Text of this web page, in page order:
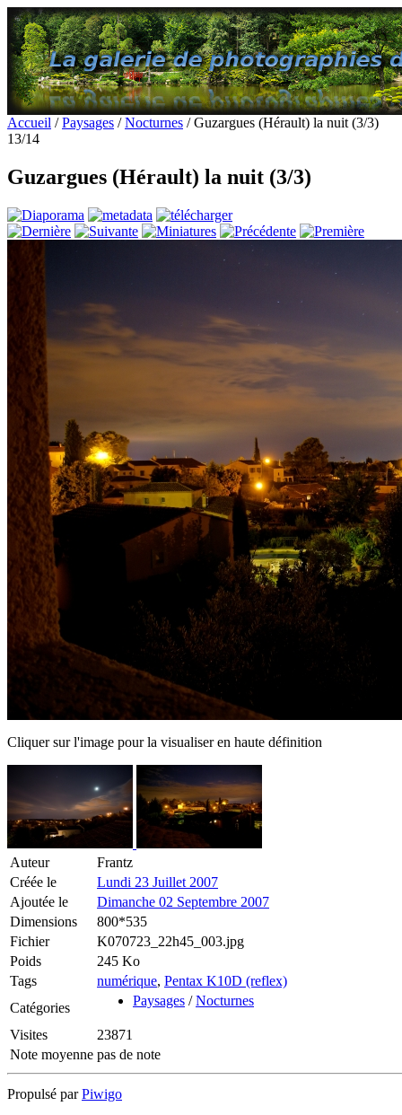
Accueil /Paysages /Nocturnes / Guzargues (Hérault) la nuit (3/3)
13/14
Guzargues (Hérault) la nuit (3/3)
Cliquer sur l'image pour la visualiser en haute définition
Auteur
Frantz
Créée le
Lundi 23 Juillet 2007
Ajoutée le
Dimanche 02 Septembre 2007
Dimensions
800*535
Fichier
K070723_22h45_003.jpg
Poids
245 Ko
Tags
numérique, Pentax K10D (reflex)
Catégories
Paysages /Nocturnes
Visites
23871
Note moyenne pas de note
Propulsé parPiwigo